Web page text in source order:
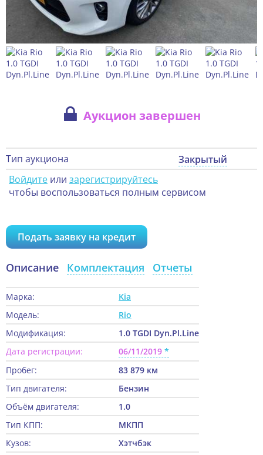
Аукцион завершен
Тип аукциона
Закрытый
Войдите или зарегистрируйтесь
чтобы воспользоваться полным сервисом
Подать заявку на кредит
Описание Комплектация Отчеты
Марка:
Kia
Модель:
Rio
Модификация:
1.0 TGDI Dyn.Pl.Line
Дата регистрации:
06/11/2019
Пробег:
83 879 км
Тип двигателя:
Бензин
Объём двигателя:
1.0
Тип КПП:
МКПП
Кузов:
Хэтчбэк